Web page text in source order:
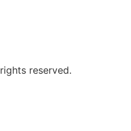
reserved.